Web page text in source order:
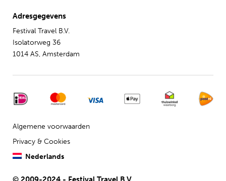
Adresgegevens
Festival Travel B.V.
Isolatorweg 36
1014 AS, Amsterdam
Algemene voorwaarden
Privacy & Cookies
Nederlands